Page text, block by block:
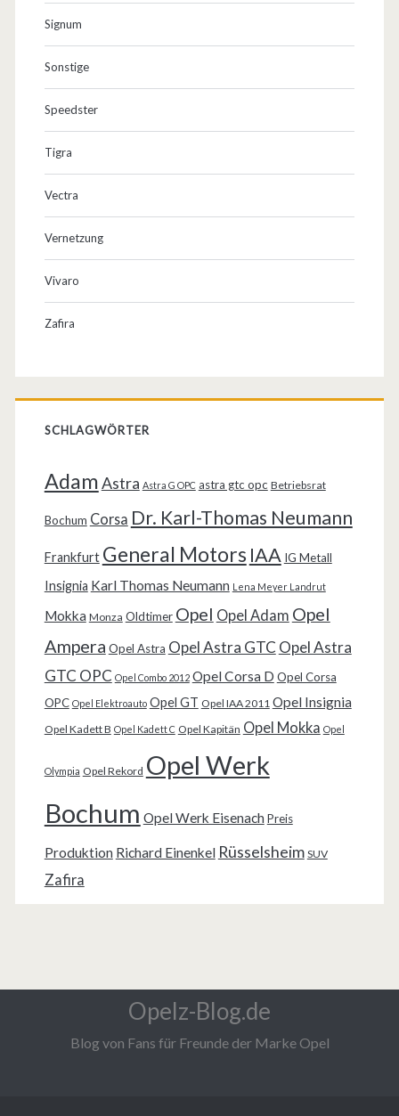
Signum
Sonstige
Speedster
Tigra
Vectra
Vernetzung
Vivaro
Zafira
SCHLAGWÖRTER
AdamAstra Astra G OPC astra gtc opc Betriebsrat
Bochum Corsa Dr. Karl-Thomas Neumann
Frankfurt General Motors IAA IG Metall
Insignia Karl Thomas Neumann Lena Meyer Landrut
Mokka Monza Oldtimer Opel Opel Adam Opel
Ampera Opel Astra Opel Astra GTC Opel Astra
GTC OPC Opel Combo 2012 Opel Corsa D Opel Corsa
OPC Opel Elektroauto Opel GT Opel IAA 2011 Opel Insignia
Opel Kadett B Opel Kadett C Opel Kapitän Opel Mokka Opel
Olympia Opel Rekord Opel Werk
Bochum Opel Werk Eisenach Preis
Produktion Richard Einenkel Rüsselsheim SUV
Zafira
Opelz-Blog.de
Blog von Fans für Freunde der Marke Opel